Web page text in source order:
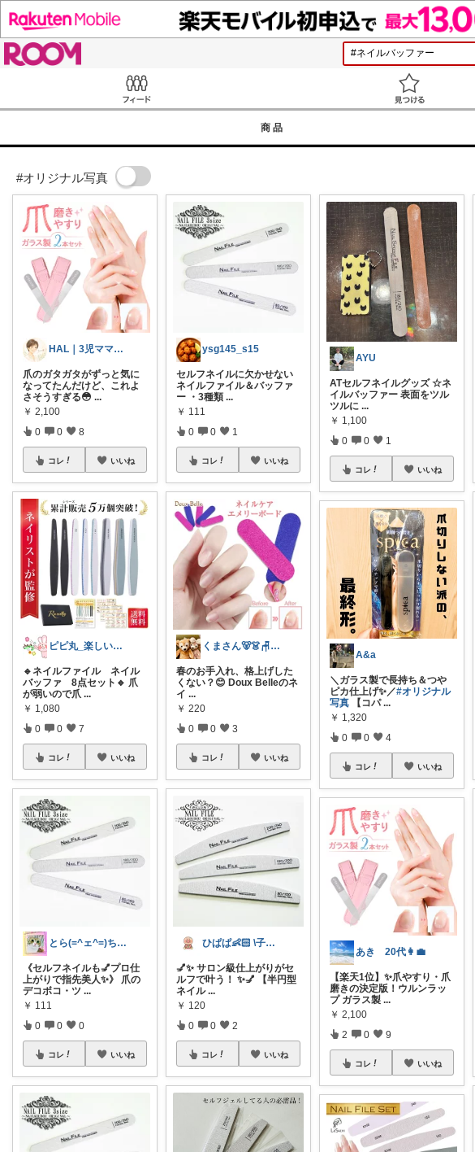
商品
#オリジナル写真
HAL｜3児ママ・家事グッズ・プチプラ
爪のガタガタがずっと気に
なってたんだけど、これよ
さそうすぎる😳 ...
￥ 2,100
0 0 8
コレ いいね
ピピ丸_楽しい遊びと🍒美容と美食活
🔹ネイルファイル ネイル
バッファ 8点セット🔹 爪
が弱いので爪 ...
￥ 1,080
0 0 7
コレ いいね
とら(=^ェ^=)ちゃちゃ
《セルフネイルも💅プロ仕
上がりで指先美人✨》 爪の
デコボコ・ツ ...
￥ 111
0 0 0
コレ いいね
ysg145_s15
セルフネイルに欠かせない
ネイルファイル＆バッファ
ー ・3種類 ...
￥ 111
0 0 1
コレ いいね
くまさん🐻👗🪑🛋️ 🍽️🍰
春のお手入れ、格上げした
くない？😊 Doux Belleのネ
イ ...
￥ 220
0 0 3
コレ いいね
ひぱぱ👶🏻 \子育て×便利グッズ/
💅✨ サロン級仕上がりがセ
ルフで叶う！ ✨💅 【半円型
ネイル ...
￥ 120
0 0 2
コレ いいね
AYU
ATセルフネイルグッズ ☆ネ
イルバッファー 表面をツル
ツルに ...
￥ 1,100
0 0 1
コレ いいね
A&a
＼ガラス製で長持ち＆つや
ピカ仕上げ✨／#オリジナル
写真 【コパ ...
￥ 1,320
0 0 4
コレ いいね
あき 20代👩‍💼
【楽天1位】✨爪やすり・爪
磨きの決定版！ウルンラッ
プ ガラス製 ...
￥ 2,100
2 0 9
コレ いいね